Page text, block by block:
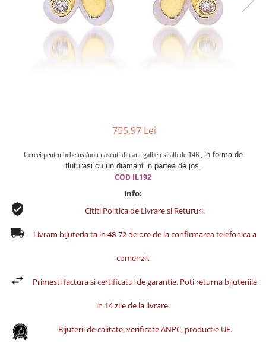
Cercei din aur dama
Cercei de aur lungi cu lant
Cercei din aur tortite
Cercei din aur alb
755,97 Lei
Cercei pentru bebelusi/nou nascuti din aur galben si alb de 14K, in forma de
fluturasi cu un diamant in partea de jos.
COD IL192
Info:
Cititi Politica de Livrare si Retururi.
Livram bijuteria ta in 48-72 de ore de la confirmarea telefonica a
comenzii.
Primesti factura si certificatul de garantie. Poti returna bijuteriile
in 14 zile de la livrare.
Bijuterii de calitate, verificate ANPC, productie UE.